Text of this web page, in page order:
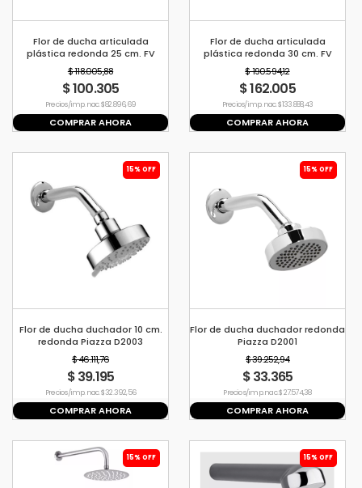
Flor de ducha articulada
plástica redonda 25 cm. FV
$ 118.005,88
$ 100.305
Precio s/imp. nac. $ 82.896,69
COMPRAR AHORA
Flor de ducha articulada
plástica redonda 30 cm. FV
$ 190.594,12
$ 162.005
Precio s/imp. nac. $ 133.888,43
COMPRAR AHORA
15% OFF
Flor de ducha duchador 10 cm.
redonda Piazza D2003
$ 46.111,76
$ 39.195
Precio s/imp. nac. $ 32.392,56
COMPRAR AHORA
15% OFF
Flor de ducha duchador redonda
Piazza D2001
$ 39.252,94
$ 33.365
Precio s/imp. nac. $ 27.574,38
COMPRAR AHORA
15% OFF 15% OFF